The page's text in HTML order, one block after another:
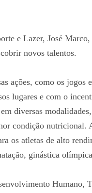
e Lazer, José
novos talentos.
ações, como os jogos
lugares e com o
diversas
condição
os atletas de alto
ginástica